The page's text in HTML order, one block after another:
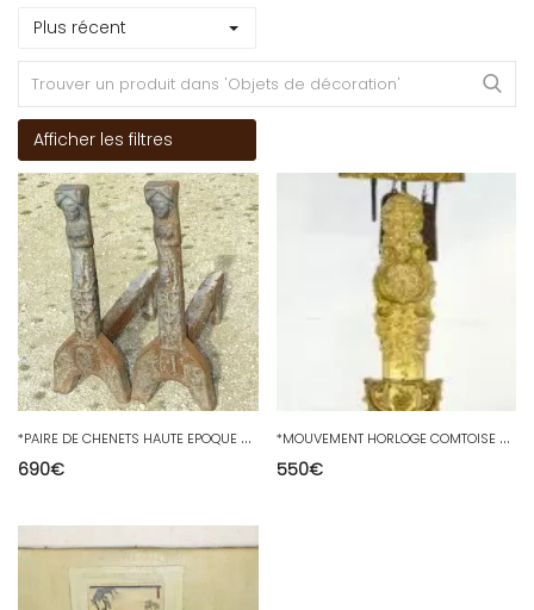
Plus récent
Afficher les filtres
*
PAIRE DE CHENETS HAUTE EPOQUE FONTE de FER J.FEMME BOUQUET & BLASON FLEUR LYS
690€
*
MOUVEMENT HORLOGE COMTOISE 8 JOURS BALANCIER SYSTEME COMPLET Réf.20071611-17
550€